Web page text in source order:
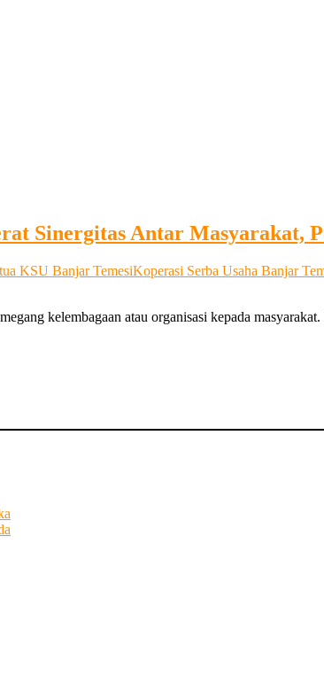
Sinergitas Antar Masyarakat,
KSU Banjar TemesiKoperasi Serba Usaha Banjar
kelembagaan atau organisasi kepada